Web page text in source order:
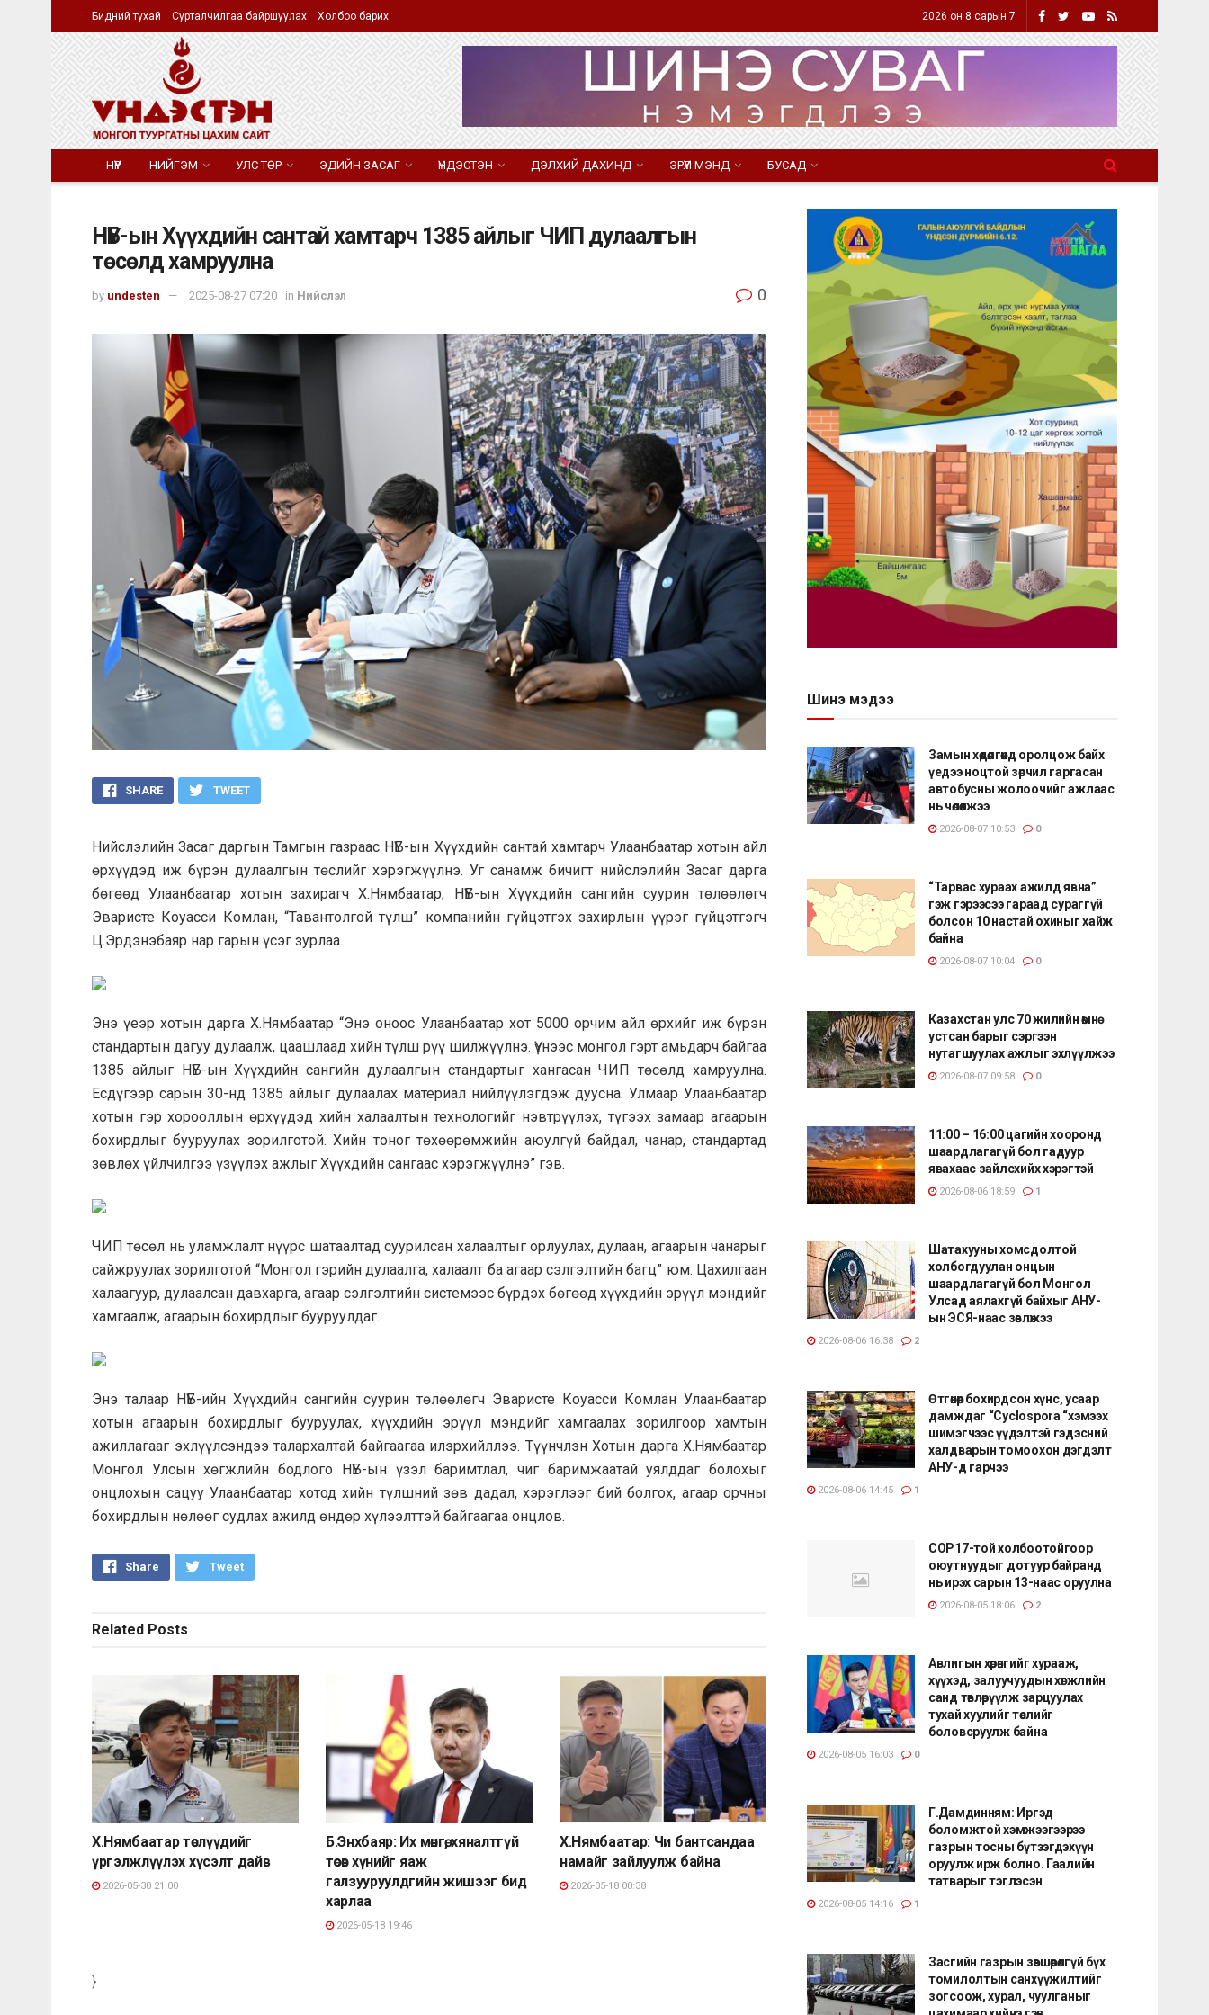
Бидний тухай Сурталчилгаа байршуулах Холбоо барих 2026 он 8 сарын 7
НҮҮР НИЙГЭМ УЛС ТӨР ЭДИЙН ЗАСАГ ҮНДЭСТЭН ДЭЛХИЙ ДАХИНД ЭРҮҮЛ МЭНД БУСАД
НҮБ-ын Хүүхдийн сантай хамтарч 1385 айлыг ЧИП дулаалгын
төсөлд хамруулна
by undesten 2025-08-27 07:20 in Нийслэл 0
SHARE TWEET
Нийслэлийн Засаг даргын Тамгын газраас НҮБ-ын Хүүхдийн сантай хамтарч Улаанбаатар хотын айл
өрхүүдэд иж бүрэн дулаалгын төслийг хэрэгжүүлнэ. Уг санамж бичигт нийслэлийн Засаг дарга
бөгөөд Улаанбаатар хотын захирагч Х.Нямбаатар, НҮБ-ын Хүүхдийн сангийн суурин төлөөлөгч
Эваристе Коуасси Комлан, “Тавантолгой түлш” компанийн гүйцэтгэх захирлын үүрэг гүйцэтгэгч
Ц.Эрдэнэбаяр нар гарын үсэг зурлаа.
Энэ үеэр хотын дарга Х.Нямбаатар “Энэ оноос Улаанбаатар хот 5000 орчим айл өрхийг иж бүрэн
стандартын дагуу дулаалж, цаашлаад хийн түлш рүү шилжүүлнэ. Үүнээс монгол гэрт амьдарч байгаа
1385 айлыг НҮБ-ын Хүүхдийн сангийн дулаалгын стандартыг хангасан ЧИП төсөлд хамруулна.
Есдүгээр сарын 30-нд 1385 айлыг дулаалах материал нийлүүлэгдэж дуусна. Улмаар Улаанбаатар
хотын гэр хорооллын өрхүүдэд хийн халаалтын технологийг нэвтрүүлэх, түгээх замаар агаарын
бохирдлыг бууруулах зорилготой. Хийн тоног төхөөрөмжийн аюулгүй байдал, чанар, стандартад
зөвлөх үйлчилгээ үзүүлэх ажлыг Хүүхдийн сангаас хэрэгжүүлнэ” гэв.
ЧИП төсөл нь уламжлалт нүүрс шатаалтад суурилсан халаалтыг орлуулах, дулаан, агаарын чанарыг
сайжруулах зорилготой “Монгол гэрийн дулаалга, халаалт ба агаар сэлгэлтийн багц” юм. Цахилгаан
халаагуур, дулаалсан давхарга, агаар сэлгэлтийн системээс бүрдэх бөгөөд хүүхдийн эрүүл мэндийг
хамгаалж, агаарын бохирдлыг бууруулдаг.
Энэ талаар НҮБ-ийн Хүүхдийн сангийн суурин төлөөлөгч Эваристе Коуасси Комлан Улаанбаатар
хотын агаарын бохирдлыг бууруулах, хүүхдийн эрүүл мэндийг хамгаалах зорилгоор хамтын
ажиллагааг эхлүүлсэндээ талархалтай байгаагаа илэрхийллээ. Түүнчлэн Хотын дарга Х.Нямбаатар
Монгол Улсын хөгжлийн бодлого НҮБ-ын үзэл баримтлал, чиг баримжаатай уялддаг болохыг
онцлохын сацуу Улаанбаатар хотод хийн түлшний зөв дадал, хэрэглээг бий болгох, агаар орчны
бохирдлын нөлөөг судлах ажилд өндөр хүлээлттэй байгаагаа онцлов.
Share Tweet
Related Posts
Х.Нямбаатар төслүүдийг
үргэлжлүүлэх хүсэлт дайв
2026-05-30 21:00
Б.Энхбаяр: Их мөнгө, хяналтгүй
төсөв хүнийг яаж
галзууруулдгийн жишээг бид
харлаа
2026-05-18 19:46
Х.Нямбаатар: Чи бантсандаа
намайг зайлуулж байна
2026-05-18 00:38
}
Шинэ мэдээ
Замын хөдөлгөөнд оролцож байх
үедээ ноцтой зөрчил гаргасан
автобусны жолоочийг ажлаас
нь чөлөөлжээ
2026-08-07 10:53 0
“Тарвас хураах ажилд явна”
гэж гэрээсээ гараад сураггүй
болсон 10 настай охиныг хайж
байна
2026-08-07 10:04 0
Казахстан улс 70 жилийн өмнө
устсан барыг сэргээн
нутагшуулах ажлыг эхлүүлжээ
2026-08-07 09:58 0
11:00 – 16:00 цагийн хооронд
шаардлагагүй бол гадуур
явахаас зайлсхийх хэрэгтэй
2026-08-06 18:59 1
Шатахууны хомсдолтой
холбогдуулан онцын
шаардлагагүй бол Монгол
Улсад аялахгүй байхыг АНУ-
ын ЭСЯ-наас зөвлөжээ
2026-08-06 16:38 2
Өтгөнөөр бохирдсон хүнс, усаар
дамждаг “Cyclospora “хэмээх
шимэгчээс үүдэлтэй гэдэсний
халдварын томоохон дэгдэлт
АНУ-д гарчээ
2026-08-06 14:45 1
COP17-той холбоотойгоор
оюутнуудыг дотуур байранд
нь ирэх сарын 13-наас оруулна
2026-08-05 18:06 2
Авлигын хөрөнгийг хурааж,
хүүхэд, залуучуудын хөгжлийн
санд төвлөрүүлж зарцуулах
тухай хуулийг төслийг
боловсруулж байна
2026-08-05 16:03 0
Г.Дамдинням: Иргэд
боломжтой хэмжээгээрээ
газрын тосны бүтээгдэхүүн
оруулж ирж болно. Гаалийн
татварыг тэглэсэн
2026-08-05 14:16 1
Засгийн газрын зөвшөөрөлгүй бүх
томилолтын санхүүжилтийг
зогсоож, хурал, чуулганыг